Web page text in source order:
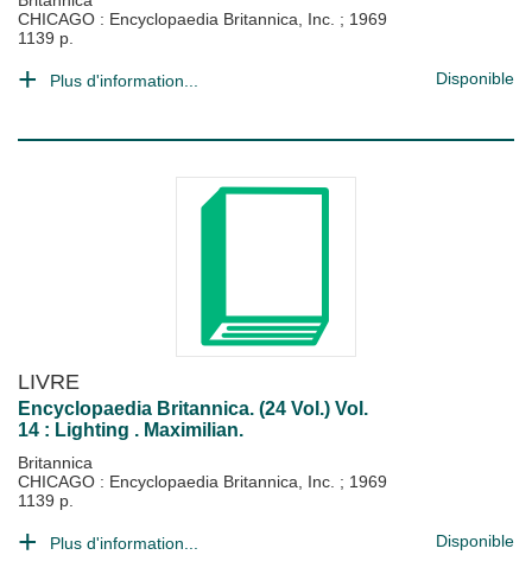
CHICAGO : Encyclopaedia Britannica, Inc. ; 1969
1139 p.
Plus d'information... Disponible
LIVRE
Encyclopaedia Britannica. (24 Vol.) Vol.
14 : Lighting . Maximilian.
Britannica
CHICAGO : Encyclopaedia Britannica, Inc. ; 1969
1139 p.
Plus d'information... Disponible